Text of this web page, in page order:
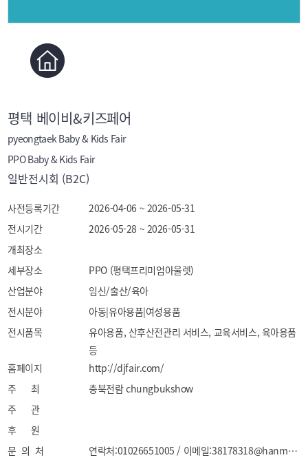
평택 베이비&키즈페어
pyeongtaek Baby & Kids Fair
PPO Baby & Kids Fair
일반전시회 (B2C)
사전등록기간
2026-04-06 ~ 2026-05-31
전시기간
2026-05-28 ~ 2026-05-31
개최장소
세부장소
PPO (평택프리미엄아울렛)
산업분야
임신/출산/육아
전시분야
아동|유아용품|여성용품
전시품목
유아용품, 산후산전관리 서비스, 교육서비스, 육아용품
등
홈페이지
http://djfair.com/
주 최
충북전람 chungbukshow
주 관
후 원
문 의 처
연락처:01026651005 / 이메일:38178318@hanmail.net